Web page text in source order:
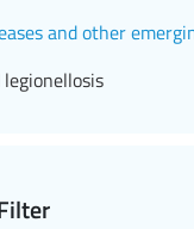
and other